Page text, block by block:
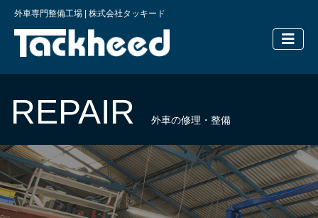
外車専門整備工場 | 株式会社タッキード
横浜の外
REPAIR 外車の修理・整備